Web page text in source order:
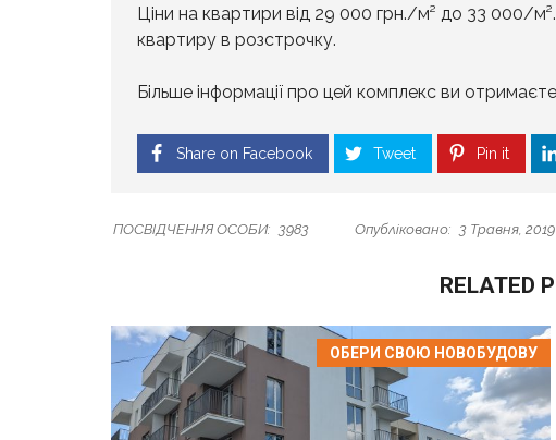
Ціни на квартири від 29 000 грн./м² до 33 000/
квартиру в розстрочку.
Більше інформації про цей комплекс ви отримаєте
Share on Facebook Tweet Pin it
ПОСВІДЧЕННЯ ОСОБИ: 3983 Опубліковано: 3 Травня, 2019
RELATED
ОБЕРИ СВОЮ НОВОБУДОВУ